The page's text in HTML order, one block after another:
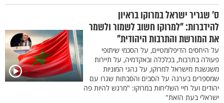
ס’ שגריר ישראל במרוקו בראיון
להידברות: "למרוקו חשוב לשמור ולשמר
את המורשת והתרבות היהודית"
על היחסים הדיפלומטיים, על הסכמי שיתופי
פעולה בתרבות, בכלכלה ובאקדמיה, על תיירות
משגשגת מישראל למרוקו, על נהגי המוניות
שמספרים בערגה על הסבים והסבתות שגרו עם
יהודים ועל חיי השליחות במרוקו: "מרגש להיות פה
ישראלי בעת הזאת"